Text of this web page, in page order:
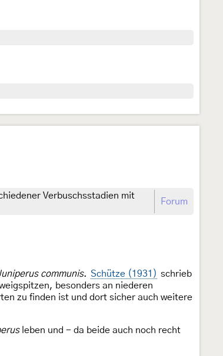
Verbuschsstadien mit
Forum
communis. Schütze (1931) schrieb
besonders an niederen
zu finden ist und dort sicher auch weitere
leben und - da beide auch noch recht